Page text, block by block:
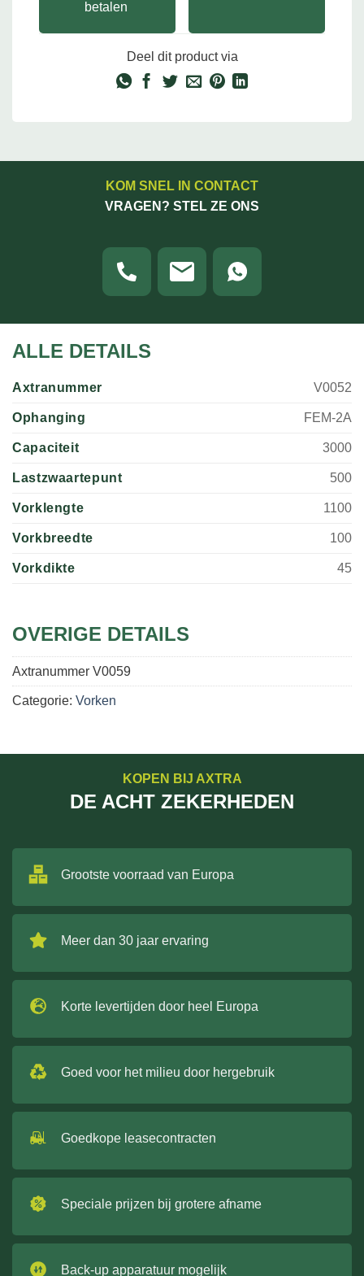
betalen
Deel dit product via
KOM SNEL IN CONTACT
VRAGEN? STEL ZE ONS
ALLE DETAILS
Axtranummer V0052
Ophanging FEM-2A
Capaciteit 3000
Lastzwaartepunt 500
Vorklengte 1100
Vorkbreedte 100
Vorkdikte 45
OVERIGE DETAILS
Axtranummer V0059
Categorie: Vorken
KOPEN BIJ AXTRA
DE ACHT ZEKERHEDEN
Grootste voorraad van Europa
Meer dan 30 jaar ervaring
Korte levertijden door heel Europa
Goed voor het milieu door hergebruik
Goedkope leasecontracten
Speciale prijzen bij grotere afname
Back-up apparatuur mogelijk